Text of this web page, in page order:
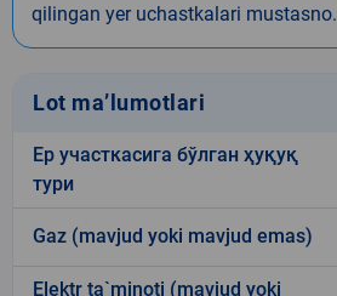
qilingan yer uchastkalari mustasno.
Lot ma’lumotlari
Ер участкасига бўлган ҳуқуқ
тури
Gaz (mavjud yoki mavjud emas)
Elektr ta`minoti (mavjud yoki